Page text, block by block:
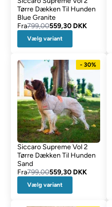
Tørre Dækken Til Hunden
Blue Granite
Fra799,00559,30 DKK
Vælg variant
- 30%
Siccaro Supreme Vol 2
Tørre Dækken Til Hunden
Sand
Fra799,00559,30 DKK
Vælg variant